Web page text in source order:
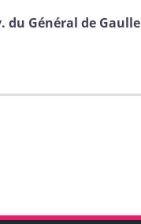
du Général de Gaulle